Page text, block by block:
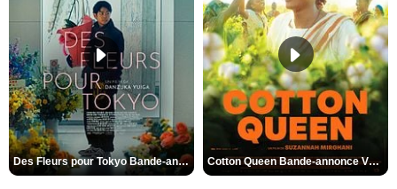
Des Fleurs pour Tokyo Bande-annonce VO STFR Cotton Queen Bande-annonce VO STFR